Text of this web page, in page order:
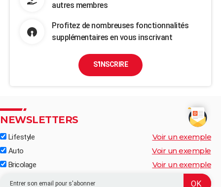
autres membres
Profitez de nombreuses fonctionnalités
supplémentaires en vous inscrivant
S'INSCRIRE
NEWSLETTERS
Lifestyle Voir un exemple
Auto Voir un exemple
Bricolage Voir un exemple